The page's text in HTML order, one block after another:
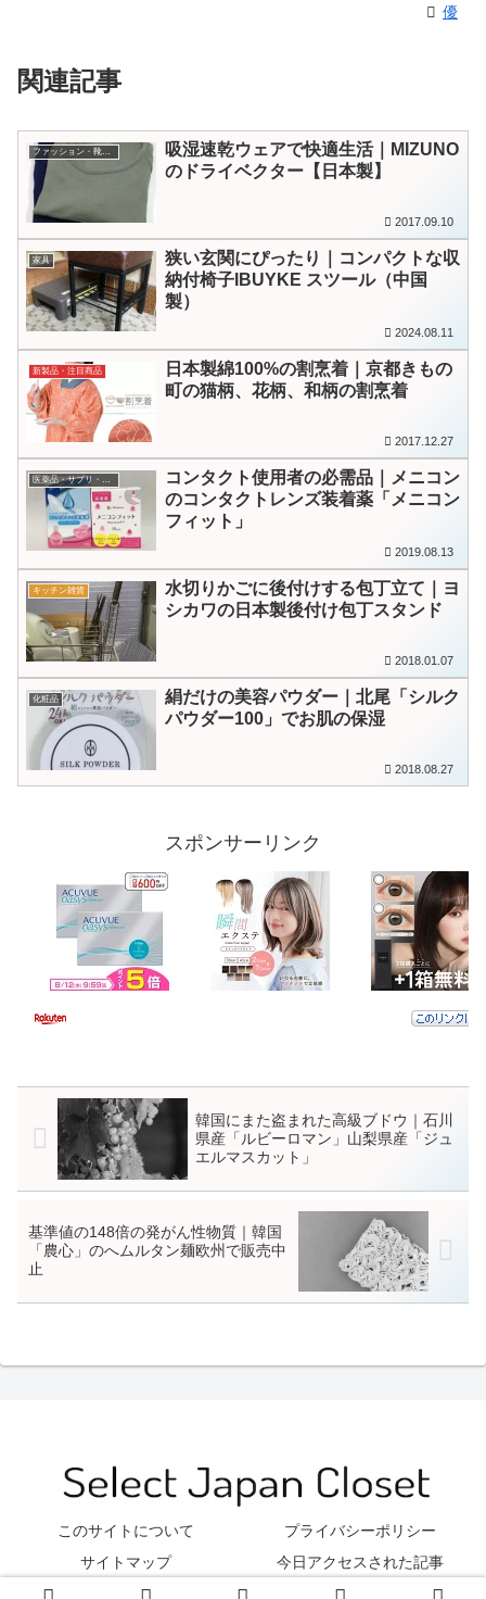
優
関連記事
ファッション・靴・アクセサリー
吸湿速乾ウェアで快適生活｜MIZUNO
のドライベクター【日本製】
2017.09.10
家具
狭い玄関にぴったり｜コンパクトな収
納付椅子IBUYKE スツール（中国
製）
2024.08.11
新製品・注目商品
日本製綿100%の割烹着｜京都きもの
町の猫柄、花柄、和柄の割烹着
2017.12.27
医薬品・サプリ・医療機器
コンタクト使用者の必需品｜メニコン
のコンタクトレンズ装着薬「メニコン
フィット」
2019.08.13
キッチン雑貨
水切りかごに後付けする包丁立て｜ヨ
シカワの日本製後付け包丁スタンド
2018.01.07
化粧品
絹だけの美容パウダー｜北尾「シルク
パウダー100」でお肌の保湿
2018.08.27
スポンサーリンク
韓国にまた盗まれた高級ブドウ｜石川
県産「ルビーロマン」山梨県産「ジュ
エルマスカット」
基準値の148倍の発がん性物質｜韓国
「農心」のへムルタン麺欧州で販売中
止
このサイトについて
プライバシーポリシー
サイトマップ
今日アクセスされた記事